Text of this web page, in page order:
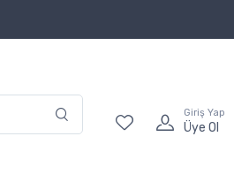
Giriş Yap
Üye Ol